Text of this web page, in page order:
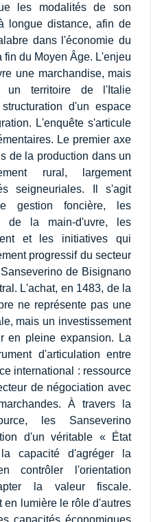
les modalités de son
longue distance, afin de
dans l'économie du
fin du Moyen Âge. L'enjeu
une marchandise, mais
un territoire de l'Italie
d'un espace
L'enquête s'articule
Le premier axe
de la production dans un
rural, largement
seigneuriales. Il s'agit
gestion foncière, les
de la main-d'uvre, les
et les initiatives qui
progressif du secteur
de Bisignano
L'achat, en 1483, de la
ne représente pas une
mais un investissement
en pleine expansion. La
d'articulation entre
international : ressource
de négociation avec
À travers la
les Sanseverino
d'un véritable « État
capacité d'agréger la
contrôler l'orientation
la valeur fiscale.
en lumière le rôle d'autres